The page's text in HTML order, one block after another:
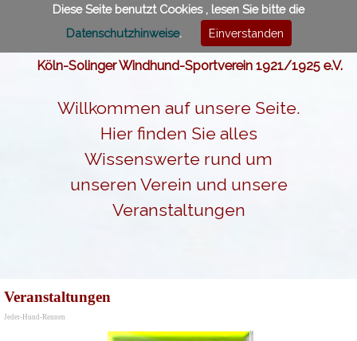
Diese Seite benutzt Cookies , lesen Sie bitte die
Datenschutzhinweise. Einverstanden
Köln-Solinger Windhund-Sportverein 1921/1925 e.V.
Menü
Willkommen auf unsere Seite.
Hier finden Sie alles
Wissenswerte rund um
unseren Verein und unsere
Veranstaltungen
Veranstaltungen
Jeder-Hund-Rennen